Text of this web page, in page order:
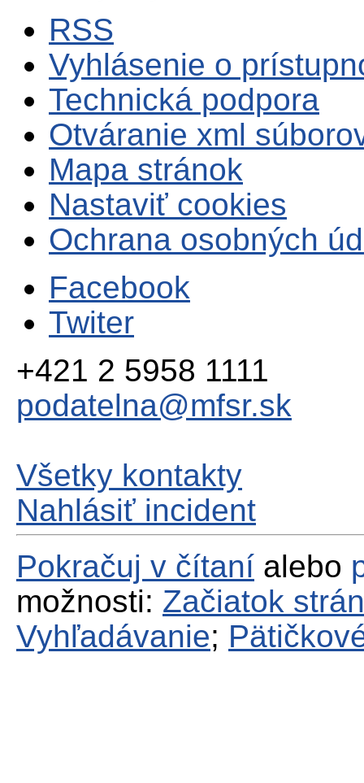
RSS
Vyhlásenie o
Technická podpora
Otváranie xml
Mapa stránok
Nastaviť cookies
Ochrana osobných
Facebook
Twiter
+421 2 5958 1111
podatelna@mfsr.sk
Všetky kontakty
Nahlásiť incident
Pokračuj v čítaní alebo
možnosti: Začiatok
Vyhľadávanie;